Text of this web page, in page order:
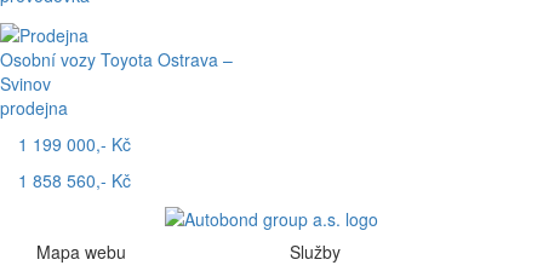
Osobní vozy Toyota Ostrava –
Svinov
prodejna
1 199 000,- Kč
1 858 560,- Kč
Mapa webu
Služby